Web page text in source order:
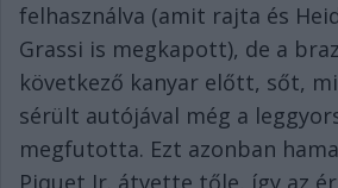
felhasználva (amit rajta és
Grassi is megkapott), de a
következő kanyar előtt, sőt,
sérült autójával még a
megfutotta. Ezt azonban